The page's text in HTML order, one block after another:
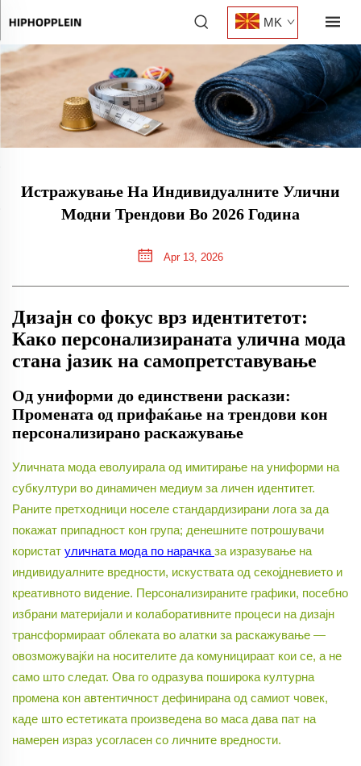
MK
Истражување На Индивидуалните Улични
Модни Трендови Во 2026 Година
Apr 13, 2026
Дизајн со фокус врз идентитетот:
Како персонализираната улична мода
стана јазик на самопретставување
Од униформи до единствени раскази:
Промената од прифаќање на трендови кон
персонализирано раскажување
Уличната мода еволуирала од имитирање на униформи на
субкултури во динамичен медиум за личен идентитет.
Раните претходници носеле стандардизирани лога за да
покажат припадност кон група; денешните потрошувачи
користат уличната мода по нарачка за изразување на
индивидуалните вредности, искуствата од секојдневието и
креативното видение. Персонализираните графики, посебно
избрани материјали и колаборативните процеси на дизајн
трансформираат облеката во алатки за раскажување —
овозможувајќи на носителите да комуницираат кои се, а не
само што следат. Ова го одразува поширока културна
промена кон автентичност дефинирана од самиот човек,
каде што естетиката произведена во маса дава пат на
намерен израз усогласен со личните вредности.